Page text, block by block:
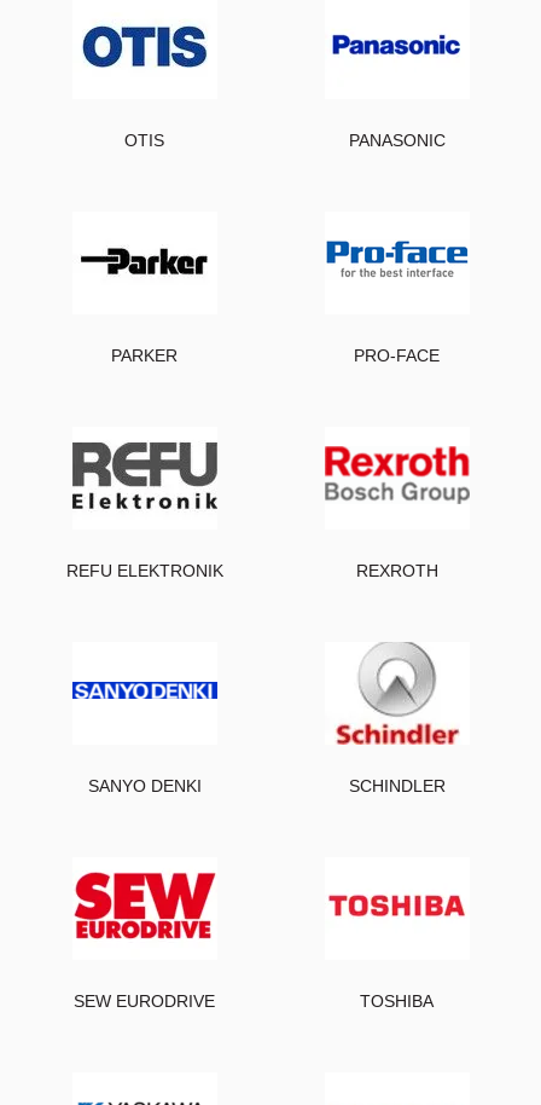
OTIS PANASONIC
PARKER PRO-FACE
REFU ELEKTRONIK REXROTH
SANYO DENKI SCHINDLER
SEW EURODRIVE TOSHIBA